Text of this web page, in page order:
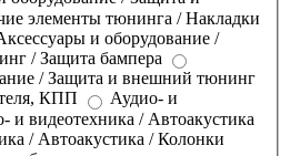
элементы тюнинга / Накладки
и оборудование /
/ Защита бампера
/ Защита и внешний тюнинг
КПП
Аудио- и
и видеотехника / Автоакустика
/ Автоакустика / Колонки